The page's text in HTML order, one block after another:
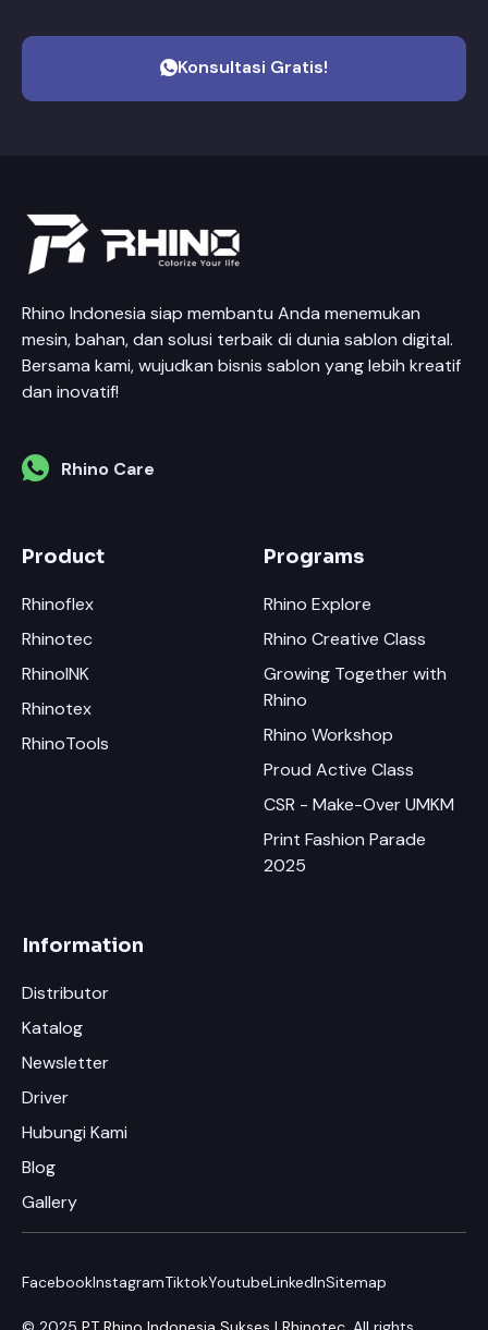
Konsultasi Gratis!
Rhino Indonesia siap membantu Anda menemukan
mesin, bahan, dan solusi terbaik di dunia sablon digital.
Bersama kami, wujudkan bisnis sablon yang lebih kreatif
dan inovatif!
Rhino Care
Product
Rhinoflex
Rhinotec
RhinoINK
Rhinotex
RhinoTools
Programs
Rhino Explore
Rhino Creative Class
Growing Together with
Rhino
Rhino Workshop
Proud Active Class
CSR - Make-Over UMKM
Print Fashion Parade
2025
Information
Distributor
Katalog
Newsletter
Driver
Hubungi Kami
Blog
Gallery
FacebookInstagramTiktokYoutubeLinkedInSitemap